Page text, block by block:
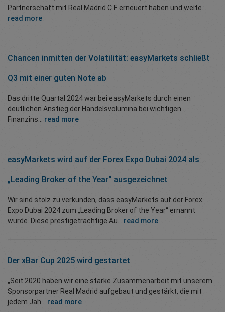
Partnerschaft mit Real Madrid C.F. erneuert haben und weite...
read more
Chancen inmitten der Volatilität: easyMarkets schließt
Q3 mit einer guten Note ab
Das dritte Quartal 2024 war bei easyMarkets durch einen
deutlichen Anstieg der Handelsvolumina bei wichtigen
Finanzins... read more
easyMarkets wird auf der Forex Expo Dubai 2024 als
„Leading Broker of the Year“ ausgezeichnet
Wir sind stolz zu verkünden, dass easyMarkets auf der Forex
Expo Dubai 2024 zum „Leading Broker of the Year“ ernannt
wurde. Diese prestigeträchtige Au... read more
Der xBar Cup 2025 wird gestartet
„Seit 2020 haben wir eine starke Zusammenarbeit mit unserem
Sponsorpartner Real Madrid aufgebaut und gestärkt, die mit
jedem Jah... read more